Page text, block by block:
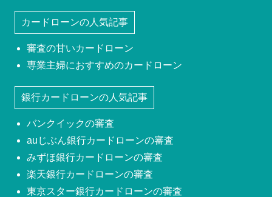
カードローンの人気記事
審査の甘いカードローン
専業主婦におすすめのカードローン
銀行カードローンの人気記事
バンクイックの審査
auじぶん銀行カードローンの審査
みずほ銀行カードローンの審査
楽天銀行カードローンの審査
東京スター銀行カードローンの審査